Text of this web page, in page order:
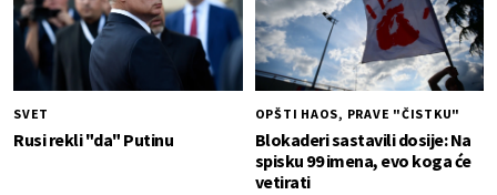
SVET
Rusi rekli "da" Putinu
OPŠTI HAOS, PRAVE "ČISTKU"
Blokaderi sastavili dosije: Na
spisku 99 imena, evo koga će
vetirati